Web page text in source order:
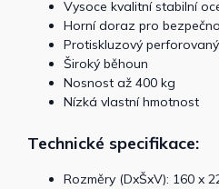
Vysoce kvalitní stabilní
Horní doraz pro
Protiskluzový
Široký běhoun
Nosnost až 400 kg
Nízká vlastní hmotnost
Technické specifikace:
Rozměry (DxŠxV): 160 x